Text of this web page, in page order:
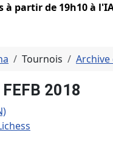
partir de 19h10 à
Tournois
2018